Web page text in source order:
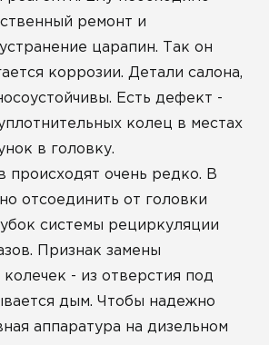
ремонт и
царапин. Так он
коррозии. Детали салона,
Есть дефект -
колец в местах
в головку.
очень редко. В
отсоединить от головки
системы рециркуляции
Признак замены
- из отверстия под
дым. Чтобы надежно
аппаратура на дизельном